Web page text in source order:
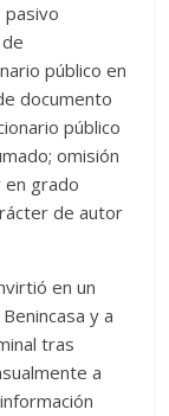
pasivo
público en
documento
público
omisión
en grado
de autor
en un
y a
tras
a